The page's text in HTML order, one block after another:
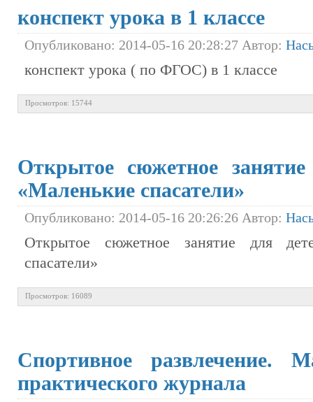
конспект урока в 1 классе
Опубликовано: 2014-05-16 20:28:27 Автор:
конспект урока ( по ФГОС) в 1 классе
Просмотров: 15744
Открытое сюжетное
«Маленькие спасатели»
Опубликовано: 2014-05-16 20:26:26 Автор:
Открытое сюжетное занятие для
спасатели»
Просмотров: 16089
Спортивное развлечение.
практического журнала